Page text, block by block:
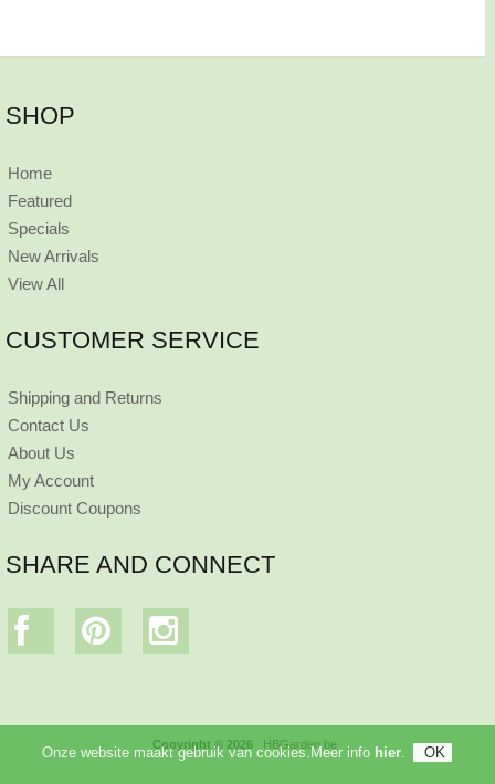
SHOP
Home
Featured
Specials
New Arrivals
View All
CUSTOMER SERVICE
Shipping and Returns
Contact Us
About Us
My Account
Discount Coupons
SHARE AND CONNECT
Copyright © 2026 HBGarden.be
Onze website maakt gebruik van cookies.Meer info hier.